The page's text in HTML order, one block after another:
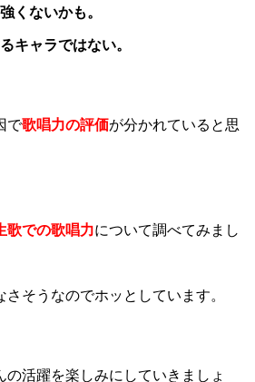
くないかも。
キャラではない。
で歌唱力の評価が分かれていると思
歌での歌唱力について調べてみまし
そうなのでホッとしています。
の活躍を楽しみにしていきましょ